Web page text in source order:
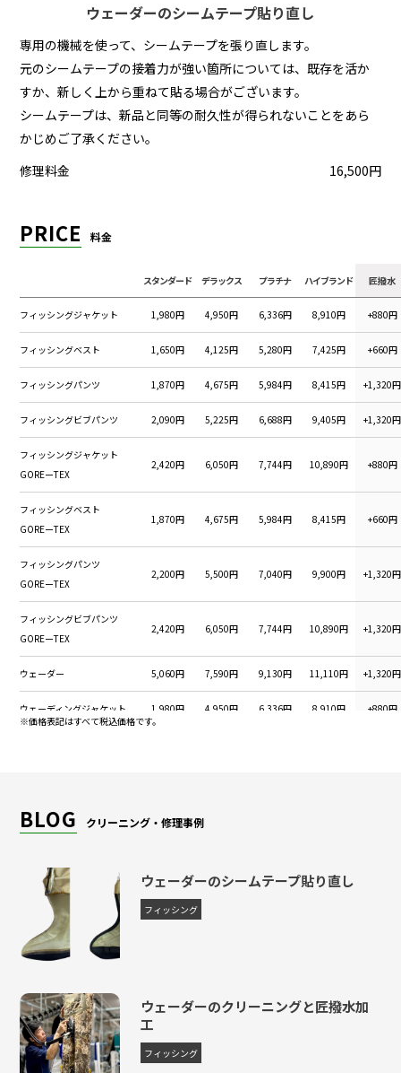
ウェーダーのシームテープ貼り直し
専用の機械を使って、シームテープを張り直します。
元のシームテープの接着力が強い箇所については、既存を活か
すか、新しく上から重ねて貼る場合がございます。
シームテープは、新品と同等の耐久性が得られないことをあら
かじめご了承ください。
修理料金
16,500円
PRICE 料金
スタンダード デラックス プラチナ ハイブランド 匠撥水
フィッシングジャケット 1,980円 4,950円 6,336円 8,910円 +880円
フィッシングベスト 1,650円 4,125円 5,280円 7,425円 +660円
フィッシングパンツ 1,870円 4,675円 5,984円 8,415円 +1,320円
フィッシングビブパンツ 2,090円 5,225円 6,688円 9,405円 +1,320円
フィッシングジャケット
GOREーTEX
2,420円 6,050円 7,744円 10,890円 +880円
フィッシングベスト
GOREーTEX
1,870円 4,675円 5,984円 8,415円 +660円
フィッシングパンツ
GOREーTEX
2,200円 5,500円 7,040円 9,900円 +1,320円
フィッシングビブパンツ
GOREーTEX
2,420円 6,050円 7,744円 10,890円 +1,320円
ウェーダー 5,060円 7,590円 9,130円 11,110円 +1,320円
ウェーディングジャケット 1,980円 4,950円 6,336円 8,910円 +880円
ウェーダースーツ
ウェーディングジャケット
GORE-TEX
2,420円 6,050円 7,744円 10,890円
ウェーダースーツ
GOREーTEX
GORE-TEX
フィッシングシューズ 5,610円
フィッシングブーツ 6,710円
※価格表記はすべて税込価格です。
BLOG クリーニング・修理事例
ウェーダーのシームテープ貼り直し
フィッシング
ウェーダーのクリーニングと匠撥水加
工
フィッシング